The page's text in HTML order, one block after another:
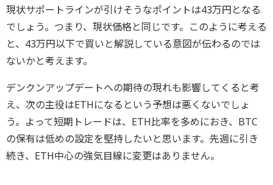
現状サポートラインが引けそうなポイントは43万円となる
でしょう。つまり、現状価格と同じです。このように考える
と、43万円以下で買いと解説している意図が伝わるのでは
ないかと考えます。
デンクンアップデートへの期待の現れも影響してくると考
え、次の主役はETHになるという予想は悪くないでしょ
う。よって短期トレードは、ETH比率を多めにおき、BTC
の保有は低めの設定を堅持したいと思います。先週に引き
続き、ETH中心の強気目線に変更はありません。